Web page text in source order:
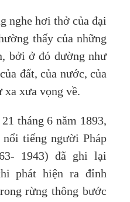
nghe hơi thở của đại
thấy của những
bởi ở đó dường như
đất, của nước, của
xa xưa vọng về.
tháng 6 năm 1893,
tiếng người Pháp
1943) đã ghi lại
phát hiện ra đỉnh
rừng thông bước